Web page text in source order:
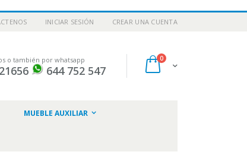
INICIAR SESIÓN CREAR UNA CUENTA
Cart
0artículos
o también por whatsapp
644 752 547
MUEBLE AUXILIAR